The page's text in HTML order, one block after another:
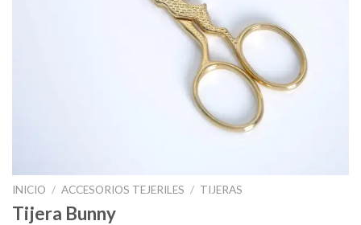
INICIO / ACCESORIOS TEJERILES / TIJERAS
Tijera Bunny